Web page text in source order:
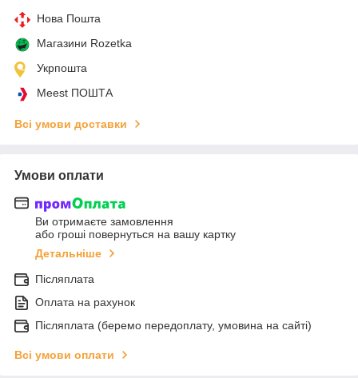
Нова Пошта
Магазини Rozetka
Укрпошта
Meest ПОШТА
Всі умови доставки
Умови оплати
Ви отримаєте замовлення
або гроші повернуться на вашу картку
Детальніше
Післяплата
Оплата на рахунок
Післяплата (беремо передоплату, умовина на сайті)
Всі умови оплати